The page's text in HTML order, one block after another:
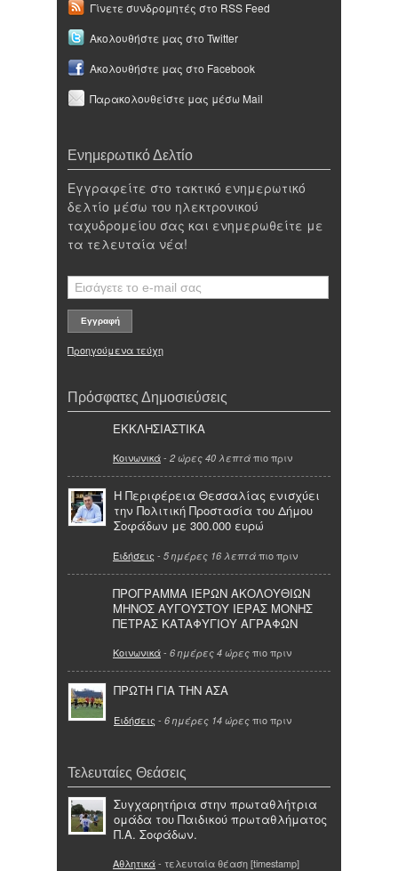
Γίνετε συνδρομητές στο RSS Feed
Ακολουθήστε μας στο Twitter
Ακολουθήστε μας στο Facebook
Παρακολουθείστε μας μέσω Mail
Ενημερωτικό Δελτίο
Εγγραφείτε στο τακτικό ενημερωτικό
δελτίο μέσω του ηλεκτρονικού
ταχυδρομείου σας και ενημερωθείτε με
τα τελευταία νέα!
Προηγούμενα τεύχη
Πρόσφατες Δημοσιεύσεις
ΕΚΚΛΗΣΙΑΣΤΙΚΑ
Κοινωνικά- 2 ώρες 40 λεπτά πιο πριν
Η Περιφέρεια Θεσσαλίας ενισχύει
την Πολιτική Προστασία του Δήμου
Σοφάδων με 300.000 ευρώ
Ειδήσεις - 5 ημέρες 16 λεπτά πιο πριν
ΠΡΟΓΡΑΜΜΑ ΙΕΡΩΝ ΑΚΟΛΟΥΘΙΩΝ
ΜΗΝΟΣ ΑΥΓΟΥΣΤΟΥ ΙΕΡΑΣ ΜΟΝΗΣ
ΠΕΤΡΑΣ ΚΑΤΑΦΥΓΙΟΥ ΑΓΡΑΦΩΝ
Κοινωνικά- 6 ημέρες 4 ώρες πιο πριν
ΠΡΩΤΗ ΓΙΑ ΤΗΝ ΑΣΑ
Ειδήσεις - 6 ημέρες 14 ώρες πιο πριν
Τελευταίες Θεάσεις
Συγχαρητήρια στην πρωταθλήτρια
ομάδα του Παιδικού πρωταθλήματος
Π.Α. Σοφάδων.
Αθλητικά- τελευταία θέαση [timestamp]